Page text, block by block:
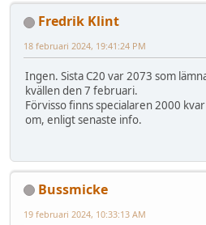
Fredrik Klint
18 februari 2024, 19:41:24 PM
Ingen. Sista C20 var 2073 som
kvällen den 7 februari.
Förvisso finns specialaren 2000
om, enligt senaste info.
Bussmicke
19 februari 2024, 10:33:13 AM